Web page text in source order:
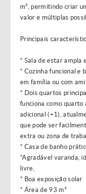
m², permitindo criar
valor e múltiplas
Principais
* Sala de estar ampla
* Cozinha funcional e
em família ou com
* Dois quartos
funciona como quarto
adicional (+1),
que pode ser
extra ou zona de
* Casa de banho
*Agradável varanda,
livre,
* Boa exposição solar
* Área de 93 m²